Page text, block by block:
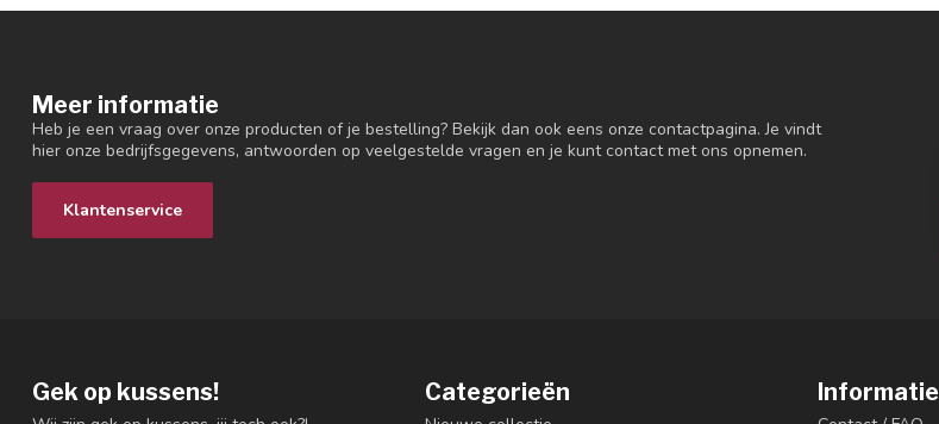
Meer informatie
Heb je een vraag over onze producten of je bestelling? Bekijk dan ook eens onze contactpagina. Je vindt
hier onze bedrijfsgegevens, antwoorden op veelgestelde vragen en je kunt contact met ons opnemen.
Klantenservice
Gek op kussens! Categorieën Informatie